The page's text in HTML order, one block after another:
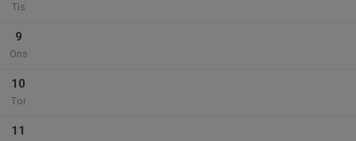
Tis
9
Ons
10
Tor
11